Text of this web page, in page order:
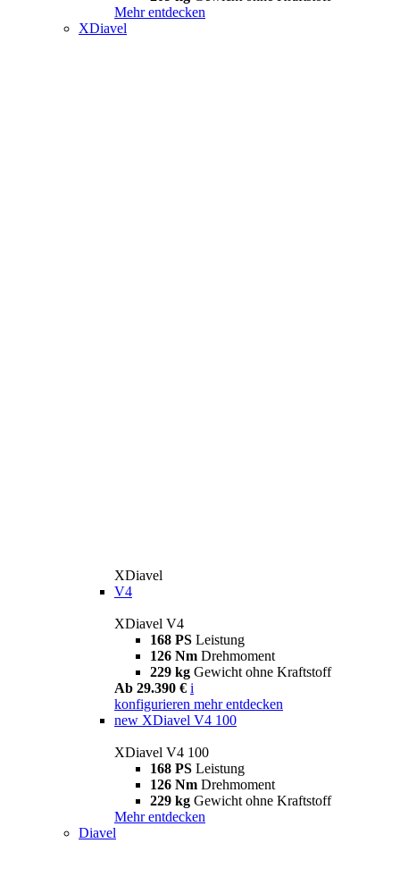
Mehr entdecken
XDiavel
XDiavel
V4
XDiavel V4
168 PS Leistung
126 Nm Drehmoment
229 kg Gewicht ohne Kraftstoff
Ab 29.390 € i
konfigurieren mehr entdecken
new XDiavel V4 100
XDiavel V4 100
168 PS Leistung
126 Nm Drehmoment
229 kg Gewicht ohne Kraftstoff
Mehr entdecken
Diavel